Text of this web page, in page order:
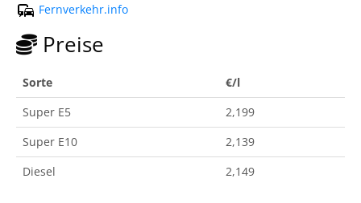
Fernverkehr.info
Preise
Sorte
€/l
Super E5
2,199
Super E10
2,139
Diesel
2,149